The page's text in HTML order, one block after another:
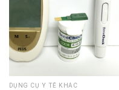
DỤNG CỤ Y TẾ KHÁC